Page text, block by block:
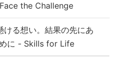
the Challenge
ける想い。結果の先にあ
に - Skills for Life